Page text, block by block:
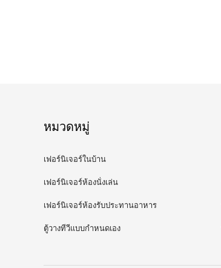
หมวดหมู่
เฟอร์นิเจอร์ในบ้าน
เฟอร์นิเจอร์ห้องนั่งเล่น
เฟอร์นิเจอร์ห้องรับประทานอาหาร
ตู้วางทีวีแบบกำหนดเอง